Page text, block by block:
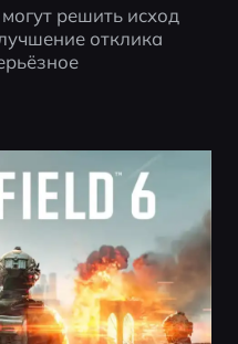
решить исход
отклика